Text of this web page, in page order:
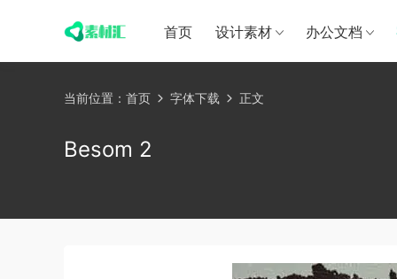
首页 设计素材 办公文档
当前位置： 首页 字体下载 正文
Besom 2